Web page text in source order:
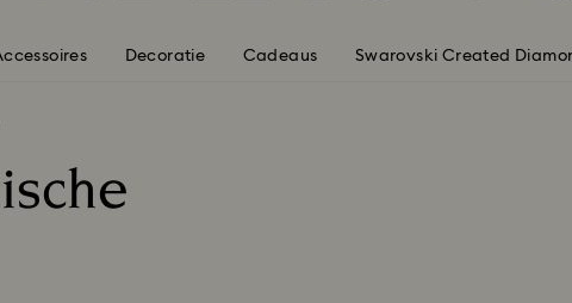
Decoratie Cadeaus Swarovski Created